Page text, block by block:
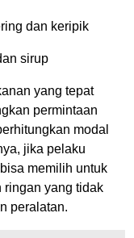
dan keripik
sirup
yang tepat
permintaan
modal
jika pelaku
memilih untuk
ringan yang tidak
peralatan.